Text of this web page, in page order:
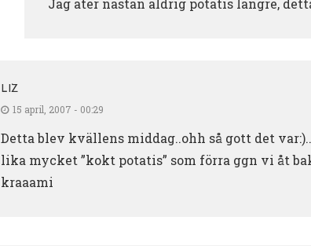
Jag äter nästan aldrig potatis längre,
LIZ
15 april, 2007 - 00:29
Detta blev kvällens middag..ohh så gott det
lika mycket ”kokt potatis” som förra ggn vi åt
kraaami